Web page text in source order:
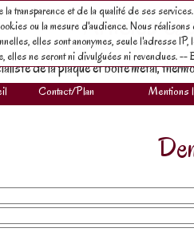
transparence et de la qualité de ses services.
ou la mesure d'audience. Nous
elles sont anonymes, seule l'adresse
elles ne seront ni divulguées ni revendues. --
Articles
de la plaque et boite métal,
Contact/Plan Mentions